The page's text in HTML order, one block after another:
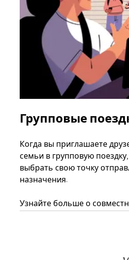
Групповые
Когда вы приглашаете
семьи в групповую
выбрать свою точку
назначения.
Узнайте больше о